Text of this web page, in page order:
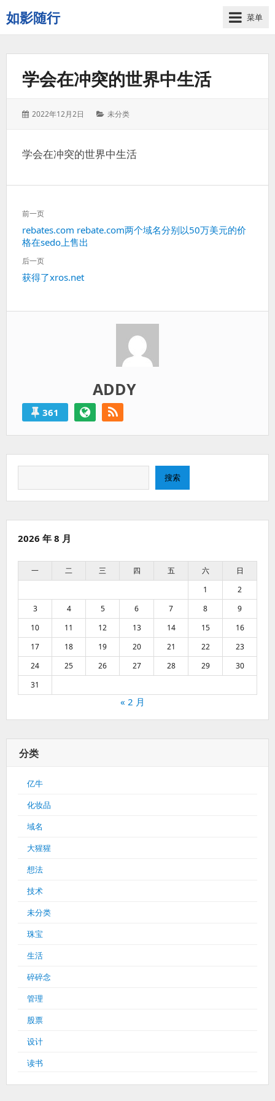
如影随行
如
果
记
的，
就
菜单
学会在冲突的世界中生活
发
2022年12月2日
分
未分类
学会在冲突的世界中生活
文
章
导
航
前一页
上
一
篇：
rebates.com rebate.com两个域名分别以50万美元的价
格在sedo上售出
后一页
下
获得了xros.net
ADDY
361
搜索
2026 年 8 月
一 二 三 四 五 六
日
1
2
3
4 5 6 7 8
9
10
11 12 13 14 15
16
17
18 19 20 21 22
23
24
25 26 27 28 29
30
31
« 2 月
分类
亿牛
化妆品
域名
大猩猩
想法
技术
未分类
珠宝
生活
碎碎念
管理
股票
设计
读书